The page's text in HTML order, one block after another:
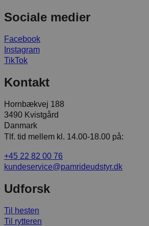
Sociale medier
Facebook
Instagram
TikTok
Kontakt
Hornbækvej 188
3490 Kvistgård
Danmark
Tlf. tid mellem kl. 14.00-18.00 på:
+45 22 82 00 76
kundeservice@pamrideudstyr.dk
Udforsk
Til hesten
Til rytteren